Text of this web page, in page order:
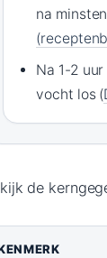
na
Na 1-2
vocht los (
de